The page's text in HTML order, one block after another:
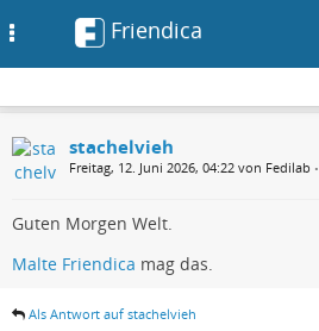
Friendica
stachelvieh
Freitag, 12. Juni 2026, 04:22 von Fedilab •
Guten Morgen Welt.
Malte Friendica mag das.
Als Antwort auf stachelvieh